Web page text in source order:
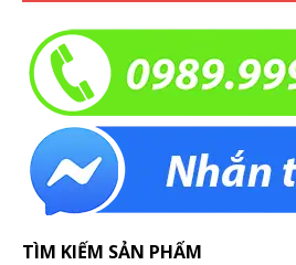
TÌM KIẾM SẢN PHẨM